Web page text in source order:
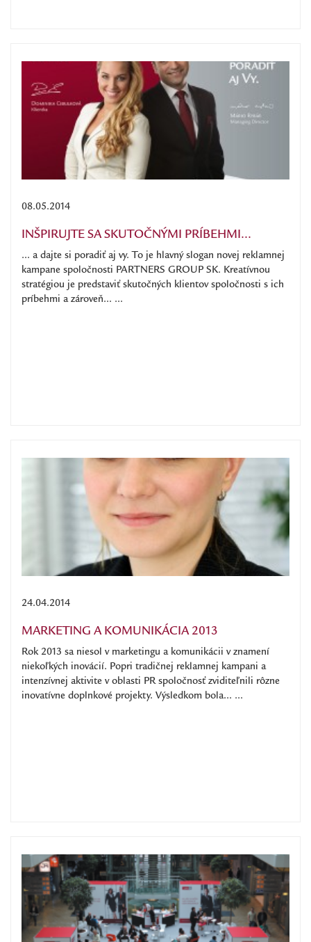
08.05.2014
INŠPIRUJTE SA SKUTOČNÝMI PRÍBEHMI...
... a dajte si poradiť aj vy. To je hlavný slogan novej reklamnej
kampane spoločnosti PARTNERS GROUP SK. Kreatívnou
stratégiou je predstaviť skutočných klientov spoločnosti s ich
príbehmi a zároveň... ...
24.04.2014
MARKETING A KOMUNIKÁCIA 2013
Rok 2013 sa niesol v marketingu a komunikácii v znamení
niekoľkých inovácií. Popri tradičnej reklamnej kampani a
intenzívnej aktivite v oblasti PR spoločnosť zviditeľnili rôzne
inovatívne doplnkové projekty. Výsledkom bola... ...